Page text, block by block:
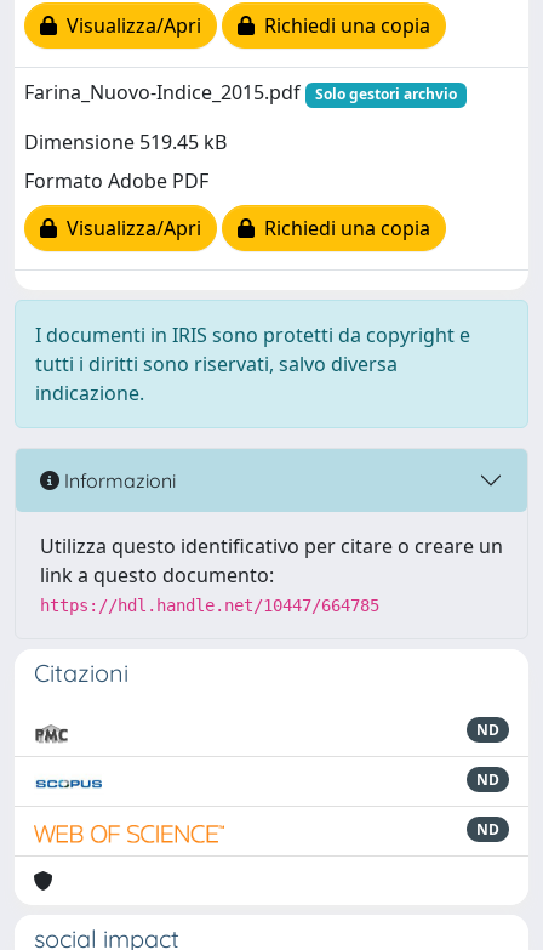
Visualizza/Apri
Richiedi una copia
Farina_Nuovo-Indice_2015.pdf Solo gestori archvio
Dimensione 519.45 kB
Formato Adobe PDF
Visualizza/Apri
Richiedi una copia
I documenti in IRIS sono protetti da copyright e
tutti i diritti sono riservati, salvo diversa
indicazione.
Informazioni
Utilizza questo identificativo per citare o creare un
link a questo documento:
https://hdl.handle.net/10447/664785
Citazioni
ND
ND
ND
social impact